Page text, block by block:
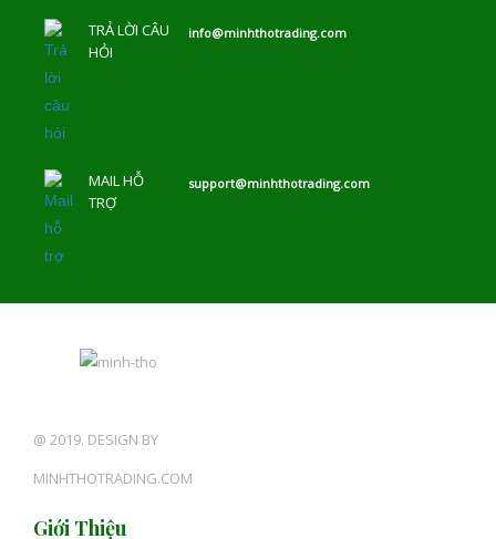
TRẢ LỜI CÂU
HỎI
info@minhthotrading.com
MAIL HỖ
TRỢ
support@minhthotrading.com
@ 2019. DESIGN BY
MINHTHOTRADING.COM
Giới Thiệu